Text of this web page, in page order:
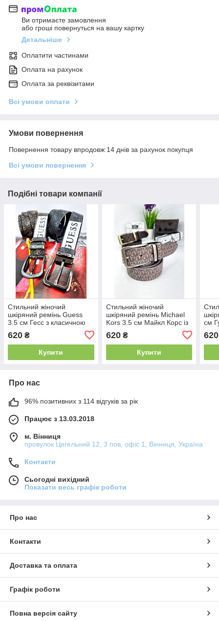
Ви отримаєте замовлення
або гроші повернуться на вашу картку
Детальніше
Оплатити частинами
Оплата на рахунок
Оплата за реквізитами
Всі умови оплати
Умови повернення
Повернення товару впродовж 14 днів за рахунок покупця
Всі умови повернення
Подібні товари компанії
Стильний жіночий
шкіряний ремінь Guess
3.5 см Гесс з класичною
620 ₴
Купити
Стильний жіночий
шкіряний ремінь Michael
Kors 3.5 см Майкл Корс із
бежевий з коричневим
620₴
Купити
см
620
Про нас
96% позитивних з 114 відгуків за рік
Працює з 13.03.2018
м. Вінниця
провулок Цегельний 12, 3 пов, офіс 1, Вінниця, Україна
Контакти
Сьогодні вихідний
Показати весь графік роботи
Про нас
Контакти
Доставка та оплата
Графік роботи
Повна версія сайту